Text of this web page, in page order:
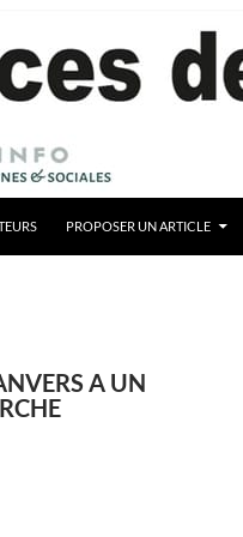
PROPOSER UN ARTICLE
A UN